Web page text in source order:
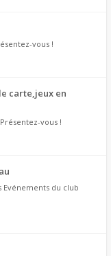
vous !
carte,jeux en
Présentez-vous !
Evénements du club